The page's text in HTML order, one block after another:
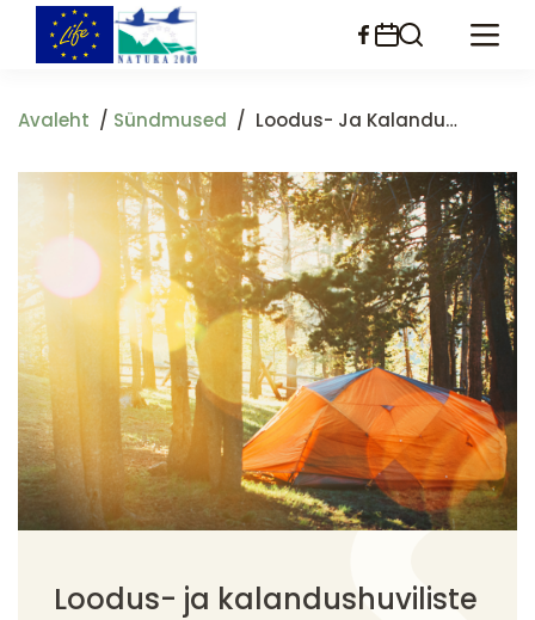
Liigu
edasi
põhisisu
Avaleht Sündmused Loodus- Ja Kalandushuviliste Noorte Õppelaager
Loodus- ja kalandushuviliste